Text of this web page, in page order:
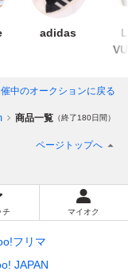
adidas
中のオークションに戻る
商品一覧 （終了180日間）
ページトップへ
チ マイオク
フリマ
JAPAN